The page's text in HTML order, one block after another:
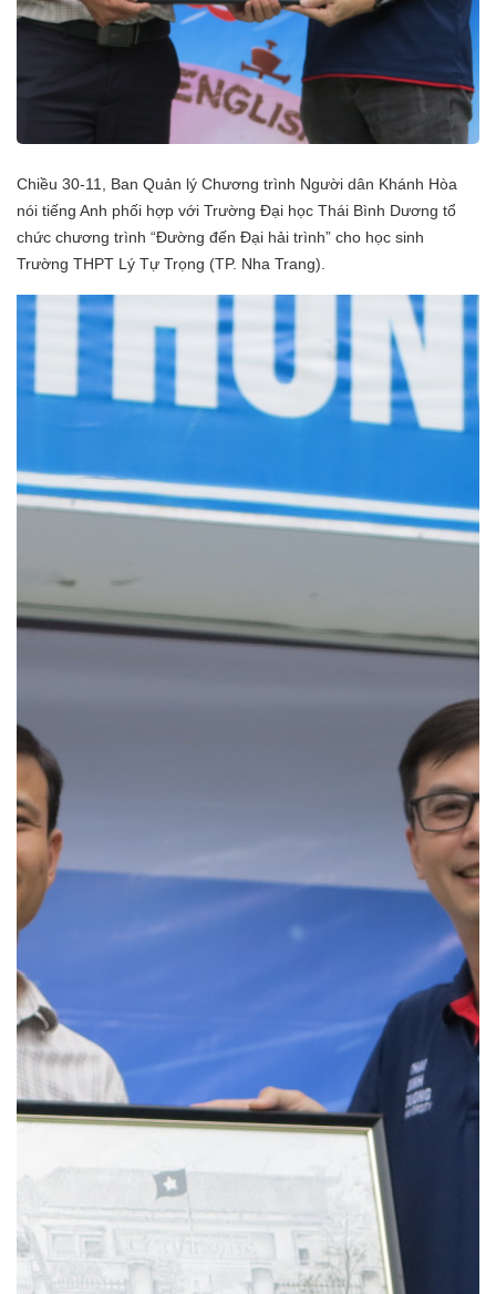
Chiều 30-11, Ban Quản lý Chương trình Người dân Khánh Hòa
nói tiếng Anh phối hợp với Trường Đại học Thái Bình Dương tổ
chức chương trình “Đường đến Đại hải trình” cho học sinh
Trường THPT Lý Tự Trọng (TP. Nha Trang).